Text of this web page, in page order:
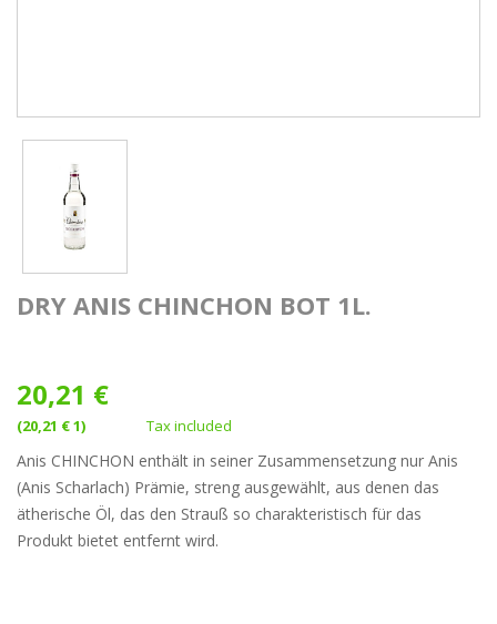
DRY ANIS CHINCHON BOT 1L.
20,21 €
(20,21 € 1) Tax included
Anis CHINCHON enthält in seiner Zusammensetzung nur Anis
(Anis Scharlach) Prämie, streng ausgewählt, aus denen das
ätherische Öl, das den Strauß so charakteristisch für das
Produkt bietet entfernt wird.